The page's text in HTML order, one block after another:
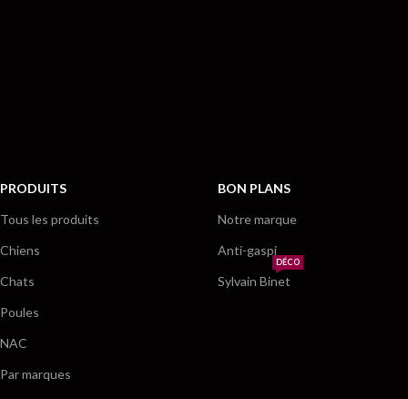
PRODUITS
Tous les produits
Chiens
Chats
Poules
NAC
Par marques
BON PLANS
Notre marque
Anti-gaspi
Sylvain Binet
DÉCO